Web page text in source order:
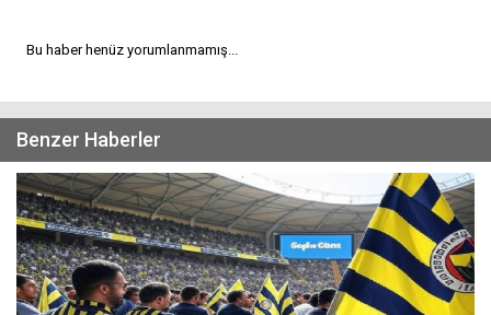
Bu haber henüz yorumlanmamış...
Benzer Haberler